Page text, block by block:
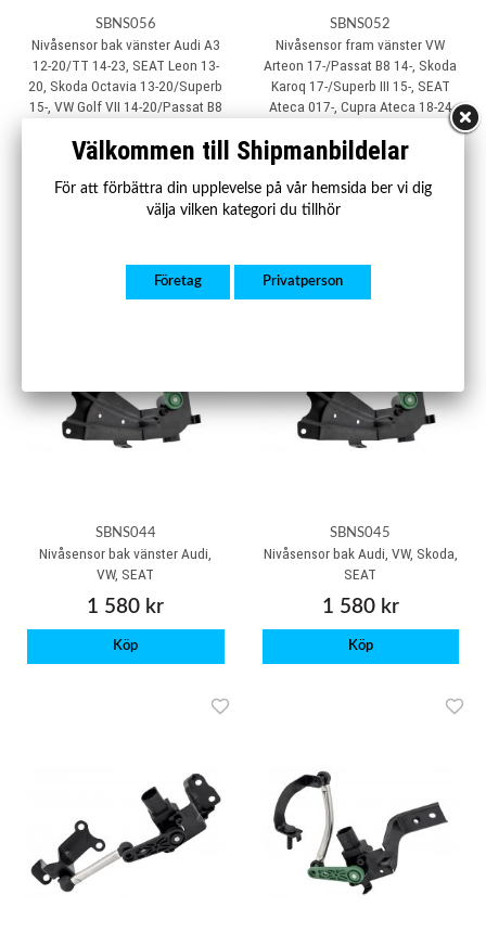
SBNS056
Nivåsensor bak vänster Audi A3
12-20/TT 14-23, SEAT Leon 13-
20, Skoda Octavia 13-20/Superb
15-, VW Golf VII 14-20/Passat B8
1 300 kr
SBNS052
Nivåsensor fram vänster VW
Arteon 17-/Passat B8 14-, Skoda
Karoq 17-/Superb III 15-, SEAT
Ateca 017-, Cupra Ateca 18-24
1 300 kr
SBNS044
Nivåsensor bak vänster Audi,
VW, SEAT
1 580 kr
Köp
SBNS045
Nivåsensor bak Audi, VW, Skoda,
SEAT
1 580 kr
Köp
Välkommen till Shipmanbildelar
För att förbättra din upplevelse på vår hemsida ber vi dig
välja vilken kategori du tillhör
Företag Privatperson